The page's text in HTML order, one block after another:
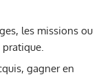
les missions ou
gagner en